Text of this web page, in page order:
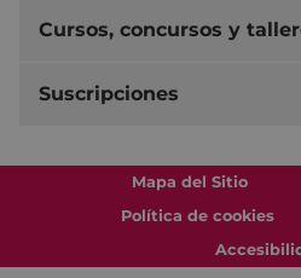
Cursos, concursos y
Suscripciones
Mapa del Sitio
Política de cookies